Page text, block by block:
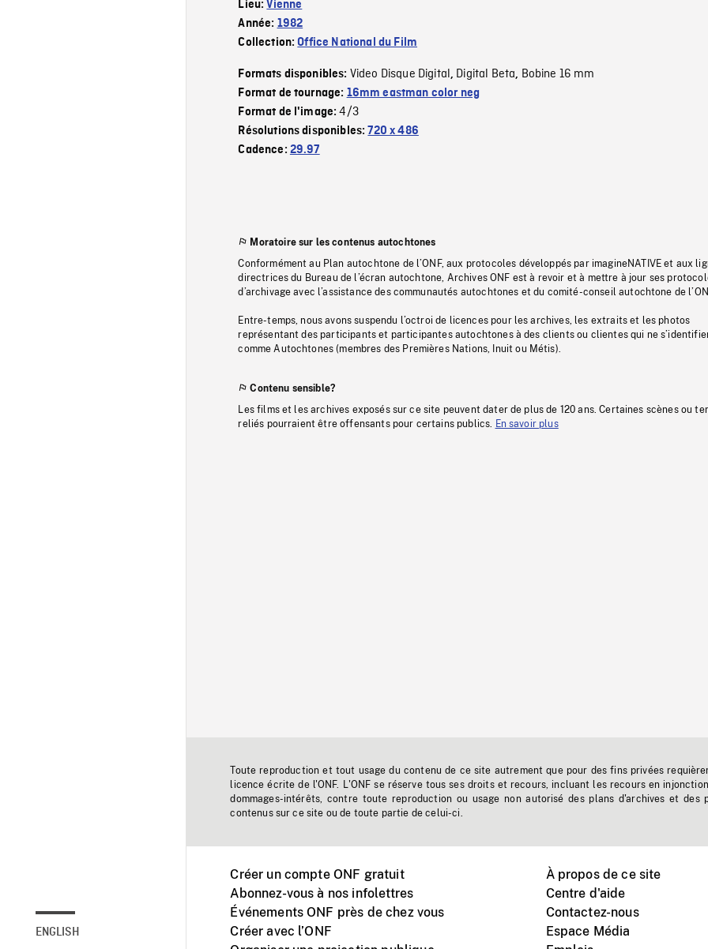
ENGLISH
Lieu:Vienne
Année: 1982
Collection:Office National du Film
Formats disponibles: Video Disque Digital, Digital Beta, Bobine 16 mm
Format de tournage: 16mm eastman color neg
Format de l'image:4/3
Résolutions disponibles:720 x 486
Cadence: 29.97
Moratoire sur les contenus autochtones
Conformément au Plan autochtone de l’ONF, aux protocoles développés par imagineNATIVE et aux
directrices du Bureau de l’écran autochtone, Archives ONF est à revoir et à mettre à jour ses
d’archivage avec l’assistance des communautés autochtones et du comité-conseil autochtone de
Entre-temps, nous avons suspendu l’octroi de licences pour les archives, les extraits et les photos
représentant des participants et participantes autochtones à des clients ou clientes qui ne
comme Autochtones (membres des Premières Nations, Inuit ou Métis).
Contenu sensible?
Les films et les archives exposés sur ce site peuvent dater de plus de 120 ans. Certaines scènes ou
reliés pourraient être offensants pour certains publics.
En savoir plus
Toute reproduction et tout usage du contenu de ce site autrement que pour des fins privées
licence écrite de l'ONF. L'ONF se réserve tous ses droits et recours, incluant les recours en
dommages-intérêts, contre toute reproduction ou usage non autorisé des plans d'archives et des
contenus sur ce site ou de toute partie de celui-ci.
Créer un compte ONF gratuit
Abonnez-vous à nos infolettres
Événements ONF près de chez vous
Créer avec l’ONF
À propos de ce site
Centre d'aide
Contactez-nous
Espace Média